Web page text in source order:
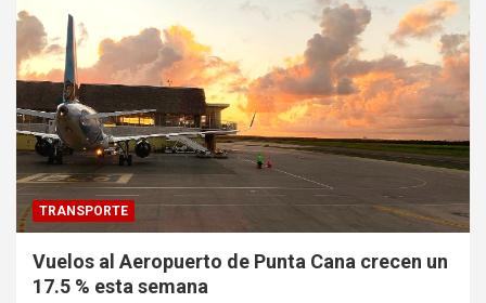
TRANSPORTE
Vuelos al Aeropuerto de Punta Cana crecen un
17.5 % esta semana